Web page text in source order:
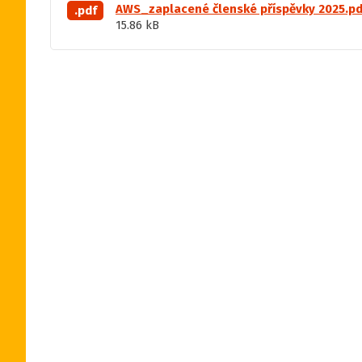
.pdf
AWS_zaplacené členské příspěvky
15.86 kB